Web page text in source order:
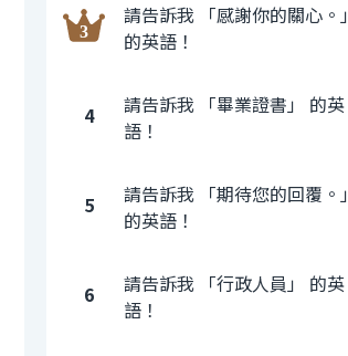
請告訴我 「感謝你的關心。」
的英語！
4
請告訴我 「畢業證書」 的英
語！
5
請告訴我 「期待您的回覆。」
的英語！
6
請告訴我 「行政人員」 的英
語！